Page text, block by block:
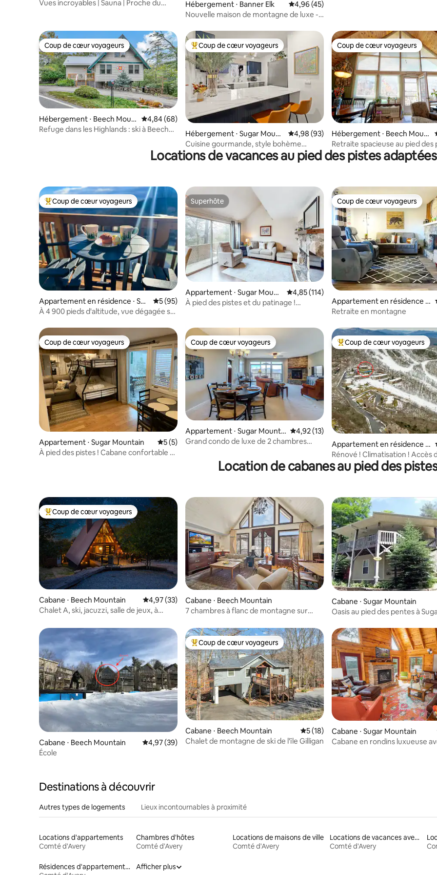
Vues incroyables | Sauna | Proche du
Hébergement ⋅ Banner Elk Évaluation moyenne sur la base de 45
4,96 (45)
Nouvelle maison de montagne de luxe -
Coup de cœur voyageurs
Coup de cœur voyageurs
Hébergement ⋅ Beech Moun
tain
Évaluation moyenne sur la base de 68 commentaires : 4,84 sur 5
4,84 (68)
Refuge dans les Highlands : ski à Beech
Coups de cœur voyageurs les plus appréciés
Coup de cœur voyageurs
Hébergement ⋅ Sugar Mount
ain
Évaluation moyenne sur la base de 93
4,98 (93)
Cuisine gourmande, style bohème
glamour, à proximité des activités
estivales !
Coup de cœur voyageurs
Coup de cœur voyageurs
Hébergement ⋅ Beech Moun
tain
Retraite spacieuse au pied des
Locations de vacances au pied des pistes
Coups de cœur voyageurs les plus appréciés
Coup de cœur voyageurs
Appartement en résidence ⋅ Sug
ar Mountain
Évaluation moyenne sur la base de 95 commentaires : 5 sur 5
5 (95)
À 4 900 pieds d'altitude, vue dégagée sur
Superhôte
Superhôte
Appartement ⋅ Sugar Mount
ain
Évaluation moyenne sur la base de 114
4,85 (114)
À pied des pistes et du patinage !
Coup de cœur voyageurs
Coup de cœur voyageurs
Appartement en résidence ⋅
Sugar Mountain
Retraite en montagne
Coup de cœur voyageurs
Coup de cœur voyageurs
Appartement ⋅ Sugar Mountain Évaluation moyenne sur la base de 5 commentaires : 5 sur 5
5 (5)
À pied des pistes ! Cabane confortable à
Coup de cœur voyageurs
Coup de cœur voyageurs
Appartement ⋅ Sugar Mountai
n
Évaluation moyenne sur la base de 13
4,92 (13)
Grand condo de luxe de 2 chambres
Coups de cœur voyageurs les
Coup de cœur voyageurs
Appartement en résidence ⋅
Sugar Mountain
Rénové ! Climatisation ! Accès
pistes de
ski/PISCINE/Jacuzzi/vues/
Location de cabanes au pied des
Coups de cœur voyageurs les plus appréciés
Coup de cœur voyageurs
Cabane ⋅ Beech Mountain Évaluation moyenne sur la base de 33 commentaires : 4,97 sur 5
4,97 (33)
Chalet A, ski, jacuzzi, salle de jeux, à
Cabane ⋅ Beech Mountain
7 chambres à flanc de montagne sur
Cabane ⋅ Sugar Mountain
Oasis au pied des pentes à
Cabane ⋅ Beech Mountain Évaluation moyenne sur la base de 39 commentaires : 4,97 sur 5
4,97 (39)
École
Coups de cœur voyageurs les plus appréciés
Coup de cœur voyageurs
Cabane ⋅ Beech Mountain Évaluation moyenne sur la base de 18
5 (18)
Chalet de montagne de ski de l'île Gilligan
Cabane ⋅ Sugar Mountain
Cabane en rondins luxueuse
Destinations à découvrir
Autres types de logements Lieux incontournables à proximité
Locations d'appartements
Comté d'Avery
Chambres d'hôtes
Comté d'Avery
Locations de maisons de ville
Comté d'Avery
Locations de vacances avec piscine
Comté d'Avery
Résidences d'appartements en location
Afficher plus